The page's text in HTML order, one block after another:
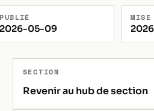
PUBLIÉ
2026-05-09
MISE
SECTION
Revenir au hub de section